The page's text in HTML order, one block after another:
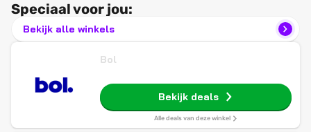
Speciaal voor jou:
Bekijk alle winkels
Bol
Bekijk deals
Alle deals van deze winkel